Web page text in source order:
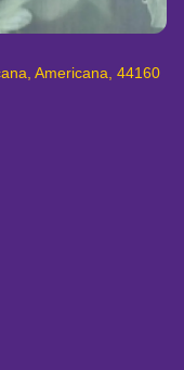
Americana, 44160